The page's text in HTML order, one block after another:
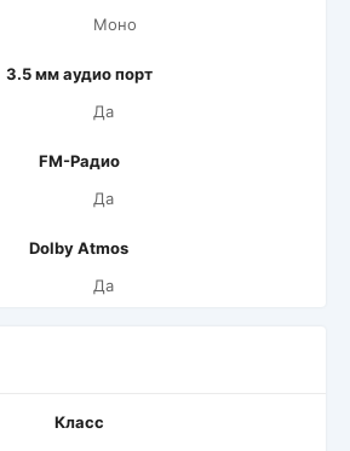
Моно
3.5 мм аудио порт
Да
FM-Радио
Да
Dolby Atmos
Да
Класс